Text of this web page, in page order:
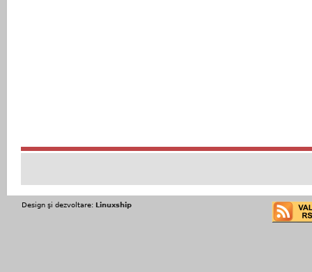
Design şi dezvoltare: Linuxship